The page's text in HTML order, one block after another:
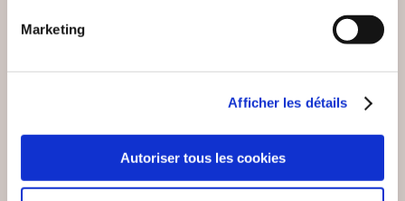
Marketing
Afficher les détails
Autoriser tous les cookies